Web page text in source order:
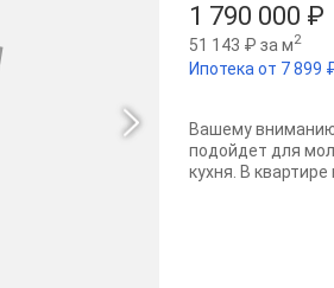
1 790 000 ₽
51 143 ₽ за м2
Ипотека от 7 899
Вашему
подойдет для
кухня. В